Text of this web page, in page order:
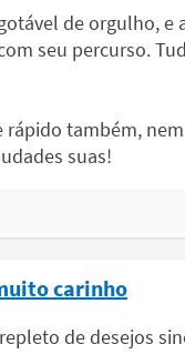
de orgulho,
seu percurso.
rápido também,
suas!
carinho
de desejos